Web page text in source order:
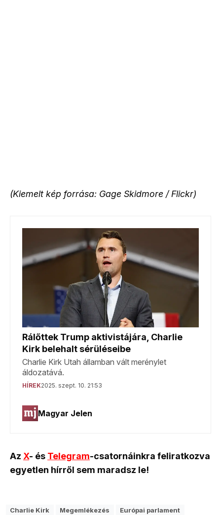
(Kiemelt kép forrása: Gage Skidmore / Flickr)
Az X- és Telegram-csatornáinkra feliratkozva
egyetlen hírről sem maradsz le!
Charlie Kirk Megemlékezés Európai parlament